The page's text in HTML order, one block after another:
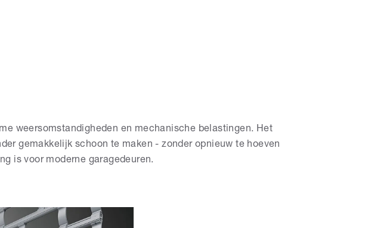
weersomstandigheden en mechanische belastingen. Het
gemakkelijk schoon te maken - zonder opnieuw te hoeven
is voor moderne garagedeuren.